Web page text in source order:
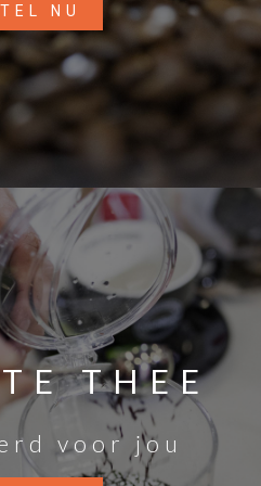
NU
THEE
voor jou